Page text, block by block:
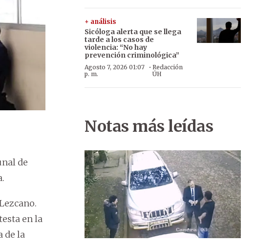
de
en la
de la
+ análisis
Sicóloga alerta que se llega
tarde a los casos de
violencia: “No hay
prevención criminológica”
Agosto 7, 2026 01:07
p. m.
·Redacción
ÚH
Notas más leídas